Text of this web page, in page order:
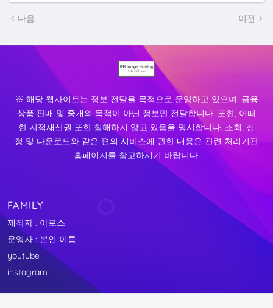
다음 이전
※ 해당 웹사이트는 정보 전달을 목적으로 운영하고 있으며, 금융
상품 판매 및 중개의 목적이 아닌 정보만 전달합니다. 또한, 어떠
한 지적재산권 또한 침해하지 않고 있음을 명시합니다. 조회, 신
청 및 다운로드와 같은 편의 서비스에 관한 내용은 관련 처리기관
홈페이지를 참고하시기 바랍니다.
FAMILY
제작자 : 아로스
운영자 : 본인 이름
youtube
instagram